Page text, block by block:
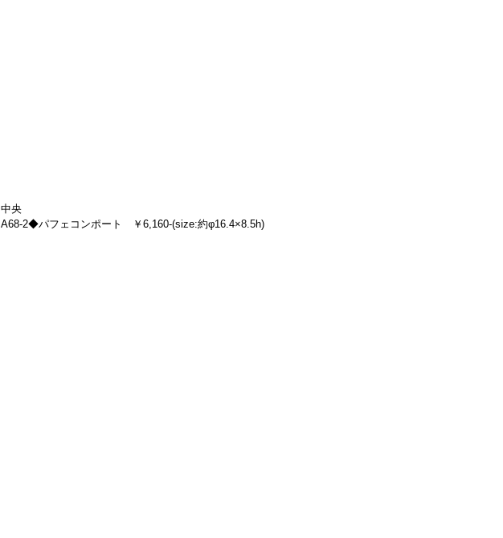
中央
A68-2◆パフェコンポート　￥6,160-(size:約φ16.4×8.5h)